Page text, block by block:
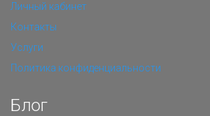
Личный кабинет
Контакты
Услуги
Политика конфиденциальности
Блог